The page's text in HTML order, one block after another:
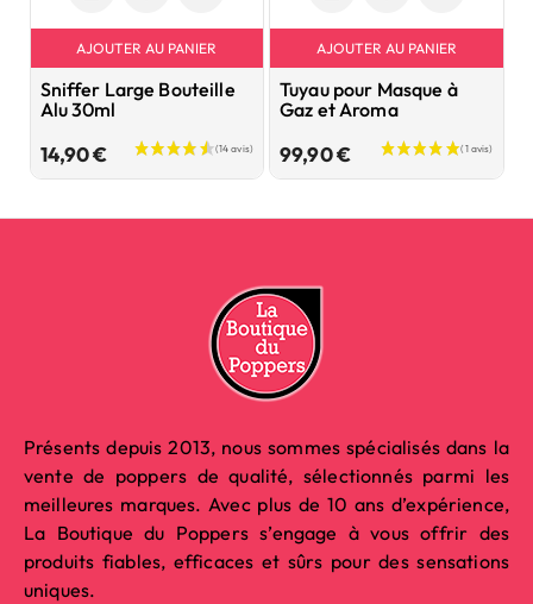
AJOUTER AU PANIER
Sniffer Large Bouteille
Alu 30ml
14,90 €Prix
AJOUTER AU PANIER
Tuyau pour Masque à
Gaz et Aroma
99,90 €Prix
Présents depuis 2013, nous sommes spécialisés dans la
vente de poppers de qualité, sélectionnés parmi les
meilleures marques. Avec plus de 10 ans d’expérience,
La Boutique du Poppers s’engage à vous offrir des
produits fiables, efficaces et sûrs pour des sensations
uniques.